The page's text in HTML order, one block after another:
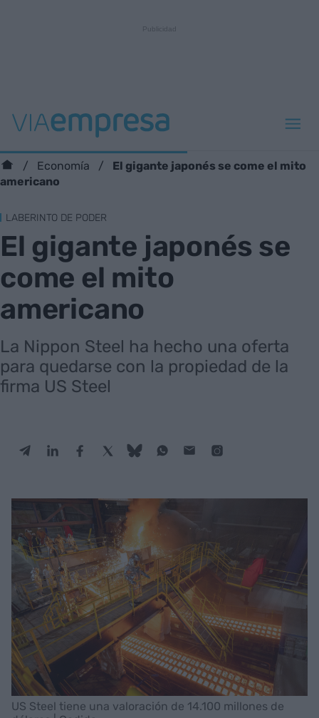
Economía
El gigante japonés se come el mito
americano
LABERINTO DE PODER
El gigante japonés se
come el mito
americano
La Nippon Steel ha hecho una oferta
para quedarse con la propiedad de la
firma US Steel
US Steel tiene una valoración de 14.100 millones de